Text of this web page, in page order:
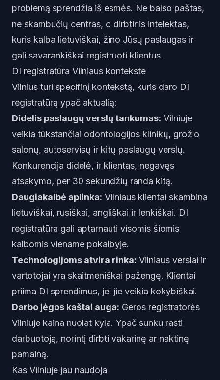
problemą sprendžia iš esmės. Ne balso paštas,
ne skambučių centras, o dirbtinis intelektas,
kuris kalba lietuviškai, žino Jūsų paslaugas ir
gali savarankiškai registruoti klientus.
DI registratūra Vilniaus kontekste
Vilnius turi specifinį kontekstą, kuris daro DI
registratūrą ypač aktualią:
Didelis paslaugų verslų tankumas: Vilniuje
veikia tūkstančiai odontologijos klinikų, grožio
salonų, autoservisų ir kitų paslaugų verslų.
Konkurencija didelė, ir klientas, negavęs
atsakymo, per 30 sekundžių randa kitą.
Daugiakalbė aplinka: Vilniaus klientai skambina
lietuviškai, rusiškai, angliškai ir lenkiškai. DI
registratūra gali aptarnauti visomis šiomis
kalbomis viename pokalbyje.
Technologijoms atvira rinka: Vilniaus verslai ir
vartotojai yra skaitmeniškai pažengę. Klientai
priima DI sprendimus, jei jie veikia kokybiškai.
Darbo jėgos kaštai auga: Geros registratorės
Vilniuje kaina nuolat kyla. Ypač sunku rasti
darbuotoją, norintį dirbti vakarinę ar naktinę
pamainą.
Kas Vilniuje jau naudoja